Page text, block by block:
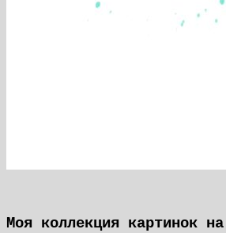
Моя коллекция картинок